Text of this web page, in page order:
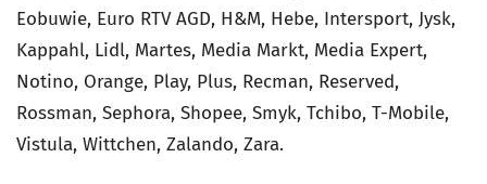
Eobuwie, Euro RTV AGD, H&M, Hebe, Intersport, Jysk,
Kappahl, Lidl, Martes, Media Markt, Media Expert,
Notino, Orange, Play, Plus, Recman, Reserved,
Rossman, Sephora, Shopee, Smyk, Tchibo, T-Mobile,
Vistula, Wittchen, Zalando, Zara.